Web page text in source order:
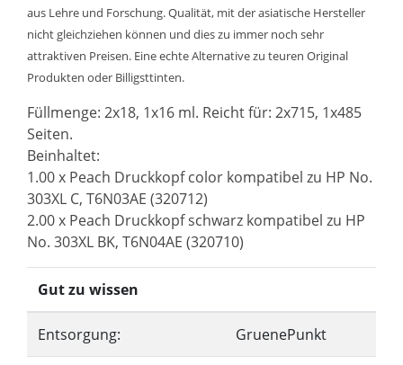
aus Lehre und Forschung. Qualität, mit der asiatische Hersteller
nicht gleichziehen können und dies zu immer noch sehr
attraktiven Preisen. Eine echte Alternative zu teuren Original
Produkten oder Billigsttinten.
Füllmenge: 2x18, 1x16 ml. Reicht für: 2x715, 1x485
Seiten.
Beinhaltet:
1.00 x Peach Druckkopf color kompatibel zu HP No.
303XL C, T6N03AE (320712)
2.00 x Peach Druckkopf schwarz kompatibel zu HP
No. 303XL BK, T6N04AE (320710)
Gut zu wissen
Entsorgung: GruenePunkt